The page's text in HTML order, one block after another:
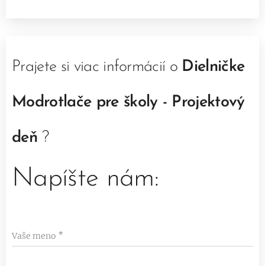
Prajete si viac informácií o Dielničke
Modrotlače pre školy - Projektový
deň ?
Napíšte nám:
Vaše meno